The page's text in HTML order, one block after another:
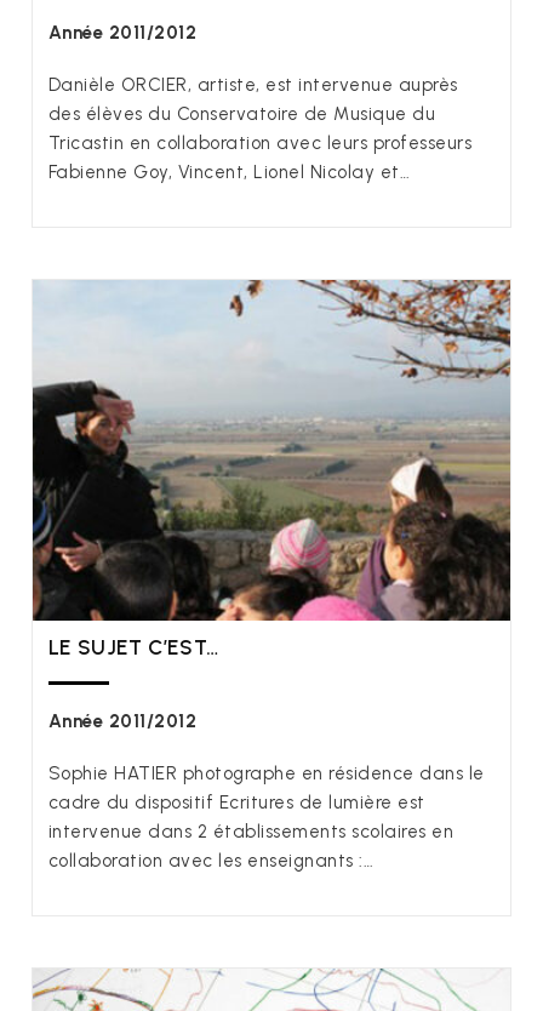
Année 2011/2012
Danièle ORCIER, artiste, est intervenue auprès
des élèves du Conservatoire de Musique du
Tricastin en collaboration avec leurs professeurs
Fabienne Goy, Vincent, Lionel Nicolay et…
LE SUJET C’EST…
Année 2011/2012
Sophie HATIER photographe en résidence dans le
cadre du dispositif Ecritures de lumière est
intervenue dans 2 établissements scolaires en
collaboration avec les enseignants :…